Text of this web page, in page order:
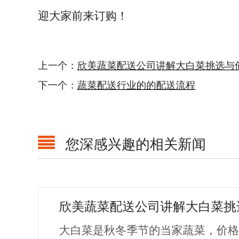
迎大家前来订购！
上一个： 欣美蔬菜配送公司讲解大白菜挑选与
下一个： 蔬菜配送行业的的配送流程
您深感兴趣的相关新闻
欣美蔬菜配送公司讲解大白菜
大白菜是秋冬季节的当家蔬菜，价